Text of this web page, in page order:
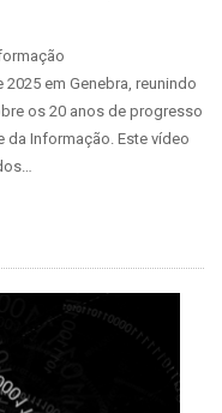
em Genebra, reunindo
os 20 anos de progresso
da Informação. Este vídeo